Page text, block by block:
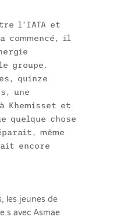
l’IATA et
commencé, il
groupe.
quinze
une
Khemisset et
quelque chose
même
encore
les jeunes de
avec Asmae